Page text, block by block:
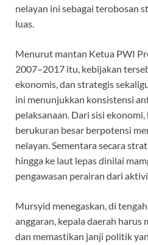
nelayan ini sebagai terobosan
luas.
Menurut mantan Ketua PWI
2007–2017 itu, kebijakan
ekonomis, dan strategis
ini menunjukkan konsistensi
pelaksanaan. Dari sisi
berukuran besar berpotensi
nelayan. Sementara secara
hingga ke laut lepas dinilai
pengawasan perairan dari
Mursyid menegaskan, di
anggaran, kepala daerah
dan memastikan janji politik